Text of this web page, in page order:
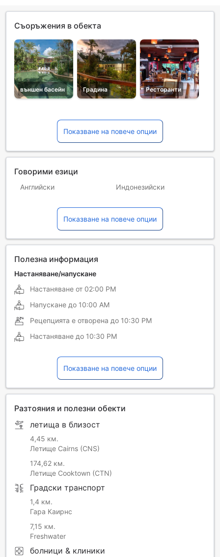
Съоръжения в обекта
външен басейн Градина Ресторанти
Показване на повече опции
Говорими езици
Английски Индонезийски
Френски
Японски
Показване на повече опции
Полезна информация
Настаняване/напускане
Настаняване от 02:00 PM
Напускане до 10:00 AM
Рецепцията е отворена до 10:30 PM
Настаняване до 10:30 PM
Показване на повече опции
Разтояния и полезни обекти
летища в близост
4,45 км.
Летище Cairns (CNS)
174,62 км.
Летище Cooktown (CTN)
Градски транспорт
1,4 км.
Гара Каирнс
7,15 км.
Freshwater
болници & клиники